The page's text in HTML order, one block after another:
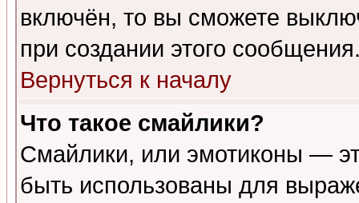
включён, то вы сможете
при создании этого
Вернуться к началу
Что такое смайлики?
Смайлики, или эмотиконы —
быть использованы для